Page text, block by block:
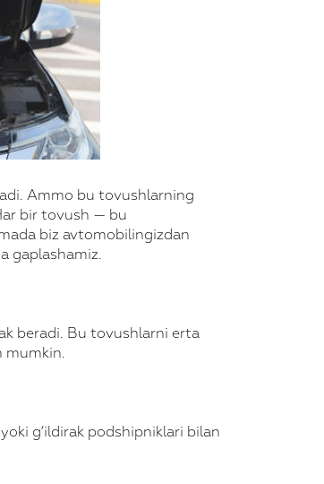
Ammo bu tovushlarning
bir tovush — bu
biz avtomobilingizdan
gaplashamiz.
beradi. Bu tovushlarni erta
mumkin.
g‘ildirak podshipniklari bilan